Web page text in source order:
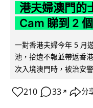
港夫婦澳門的
Cam 睇到 2
一對香港夫婦今年 5 月
池，拾遺不報並帶返香
次入境澳門時，被治安
210 33 ↗ 分